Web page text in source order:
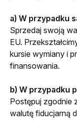
a) W przypadku
Sprzedaj swoją
EU.
kursie wymiany i
finansowania.
b) W przypadku
Postępuj zgodnie
walutę fiducjarną